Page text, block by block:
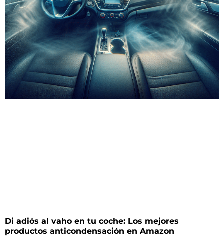
Di adiós al vaho en tu coche: Los mejores
productos anticondensación en Amazon